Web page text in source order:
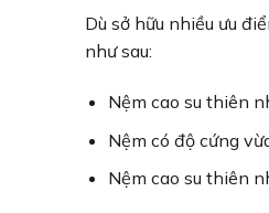
Dù sở hữu nhiều ưu
như sau:
Nệm cao su thiên
Nệm có độ cứng
Nệm cao su thiên